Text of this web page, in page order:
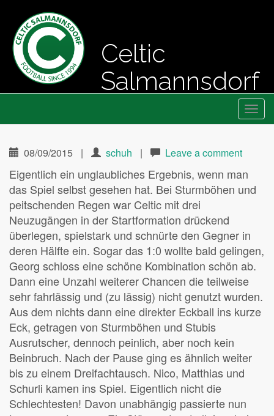
Celtic
Salmannsdorf
Menu
08/09/2015 | schuh | Leave a comment
Eigentlich ein unglaubliches Ergebnis, wenn man
das Spiel selbst gesehen hat. Bei Sturmböhen und
peitschenden Regen war Celtic mit drei
Neuzugängen in der Startformation drückend
überlegen, spielstark und schnürte den Gegner in
deren Hälfte ein. Sogar das 1:0 wollte bald gelingen,
Georg schloss eine schöne Kombination schön ab.
Dann eine Unzahl weiterer Chancen die teilweise
sehr fahrlässig und (zu lässig) nicht genutzt wurden.
Aus dem nichts dann eine direkter Eckball ins kurze
Eck, getragen von Sturmböhen und Stubis
Ausrutscher, dennoch peinlich, aber noch kein
Beinbruch. Nach der Pause ging es ähnlich weiter
bis zu einem Dreifachtausch. Nico, Matthias und
Schurli kamen ins Spiel. Eigentlich nicht die
Schlechtesten! Davon unabhängig passierte nun